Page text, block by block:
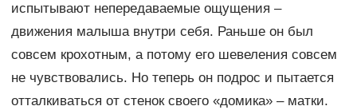
испытывают непередаваемые ощущения –
движения малыша внутри себя. Раньше он был
совсем крохотным, а потому его шевеления совсем
не чувствовались. Но теперь он подрос и пытается
отталкиваться от стенок своего «домика» – матки.